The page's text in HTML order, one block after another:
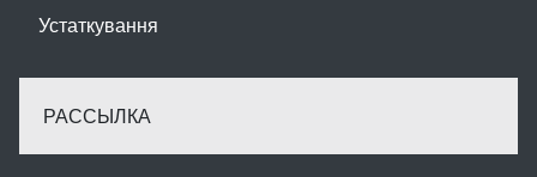
Устаткування
РАССЫЛКА